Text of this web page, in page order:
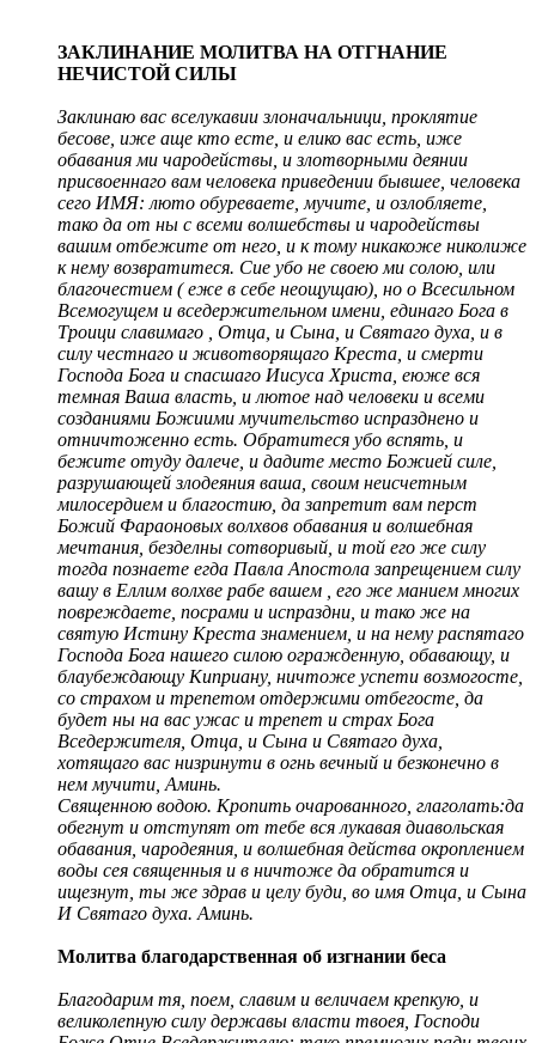
ЗАКЛИНАНИЕ МОЛИТВА НА ОТГНАНИЕ
НЕЧИСТОЙ СИЛЫ
Заклинаю вас вселукавии злоначальници, проклятие
бесове, иже аще кто есте, и елико вас есть, иже
обавания ми чародействы, и злотворными деянии
присвоеннаго вам человека приведении бывшее, человека
сего ИМЯ: люто обуреваете, мучите, и озлобляете,
тако да от ны с всеми волшебствы и чародействы
вашим отбежите от него, и к тому никакоже николиже
к нему возвратитеся. Сие убо не своею ми солою, или
благочестием ( еже в себе неощущаю), но о Всесильном
Всемогущем и вседержительном имени, единаго Бога в
Троици славимаго , Отца, и Сына, и Святаго духа, и в
силу честнаго и животворящаго Креста, и смерти
Господа Бога и спасшаго Иисуса Христа, еюже вся
темная Ваша власть, и лютое над человеки и всеми
созданиями Божиими мучительство испразднено и
отничтоженно есть. Обратитеся убо вспять, и
бежите отуду далече, и дадите место Божией силе,
разрушающей злодеяния ваша, своим неисчетным
милосердием и благостию, да запретит вам перст
Божий Фараоновых волхвов обавания и волшебная
мечтания, безделны сотворивый, и той его же силу
тогда познаете егда Павла Апостола запрещением силу
вашу в Еллим волхве рабе вашем , его же манием многих
повреждаете, посрами и испраздни, и тако же на
святую Истину Креста знамением, и на нему распятаго
Господа Бога нашего силою огражденную, обавающу, и
блаубеждающу Киприану, ничтоже успети возмогосте,
со страхом и трепетом отдержими отбегосте, да
будет ны на вас ужас и трепет и страх Бога
Вседержителя, Отца, и Сына и Святаго духа,
хотящаго вас низринути в огнь вечный и безконечно в
нем мучити, Аминь.
Священною водою. Кропить очарованного, глаголать:да
обегнут и отступят от тебе вся лукавая диавольская
обавания, чародеяния, и волшебная действа окроплением
воды сея священныя и в ничтоже да обратится и
ищезнут, ты же здрав и целу буди, во имя Отца, и Сына
И Святаго духа. Аминь.
Молитва благодарственная об изгнании беса
Благодарим тя, поем, славим и величаем крепкую, и
великолепную силу державы власти твоея, Господи